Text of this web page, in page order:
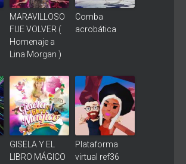
MARAVILLOSO
FUE VOLVER (
Homenaje a
Lina Morgan )
Comba
acrobática
GISELA Y EL
LIBRO MÁGICO
Plataforma
virtual ref36